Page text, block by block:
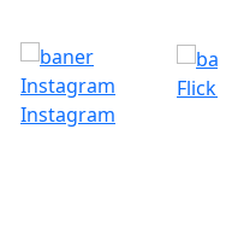
Instagram
Flickr